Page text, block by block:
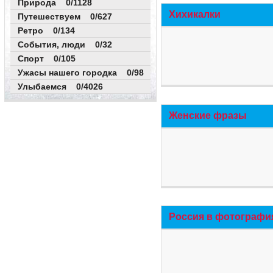
Природа 0/1128
Путешествуем 0/627
Ретро 0/134
События, люди 0/32
Спорт 0/105
Ужасы нашего городка 0/98
Улыбаемся 0/4026
Хихикалки
Женские фразы
Россия в